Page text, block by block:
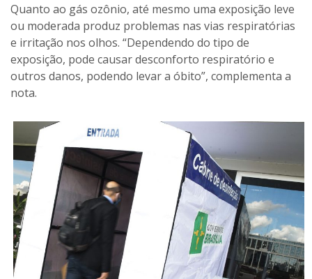
Quanto ao gás ozônio, até mesmo uma exposição leve
ou moderada produz problemas nas vias respiratórias
e irritação nos olhos. “Dependendo do tipo de
exposição, pode causar desconforto respiratório e
outros danos, podendo levar a óbito”, complementa a
nota.